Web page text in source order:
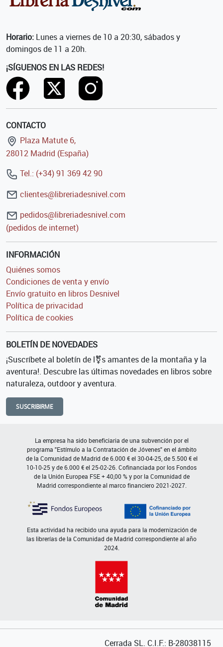
Horario: Lunes a viernes de 10 a 20:30, sábados y
domingos de 11 a 20h.
¡SÍGUENOS EN LAS REDES!
CONTACTO
Plaza Matute 6,
28012 Madrid (España)
Tel.: (+34) 91 369 42 90
clientes@libreriadesnivel.com
pedidos@libreriadesnivel.com
(pedidos de internet)
INFORMACIÓN
Quiénes somos
Condiciones de venta y envío
Envío gratuito en libros Desnivel
Política de privacidad
Política de cookies
BOLETÍN DE NOVEDADES
¡Suscríbete al boletín de l⚧s amantes de la montaña y la
aventura!. Descubre las últimas novedades en libros sobre
naturaleza, outdoor y aventura.
SUSCRIBIRME
La empresa ha sido beneficiaria de una subvención por el
programa "Estímulo a la Contratación de Jóvenes" en el ámbito
de la Comunidad de Madrid de 6.000 € el 30-04-25, de 5.500 € el
10-10-25 y de 6.000 € el 25-02-26. Cofinanciada por los Fondos
de la Unión Europea FSE + 40,00 % y por la Comunidad de
Madrid correspondiente al marco financiero 2021-2027.
Esta actividad ha recibido una ayuda para la modernización de
las librerías de la Comunidad de Madrid correspondiente al año
2024.
Cerrada SL. C.I.F.: B-28038115